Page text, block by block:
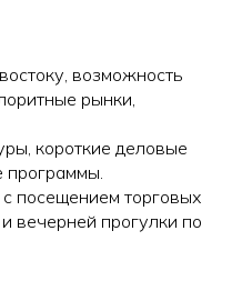
возможность
рынки,
короткие деловые
программы.
посещением торговых
вечерней прогулки по